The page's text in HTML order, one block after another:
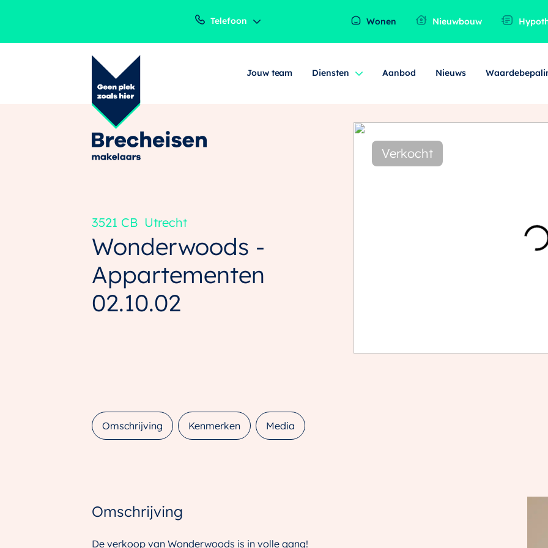
Telefoon Wonen Nieuwbouw
Jouw team Diensten Aanbod Nieuws
Verkocht
Wonderwoods -
Appartementen
02.10.02
3521 CB Utrecht
Omschrijving Kenmerken Media
Omschrijving
De verkoop van Wonderwoods is in volle gang!